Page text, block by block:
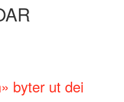
byter ut dei